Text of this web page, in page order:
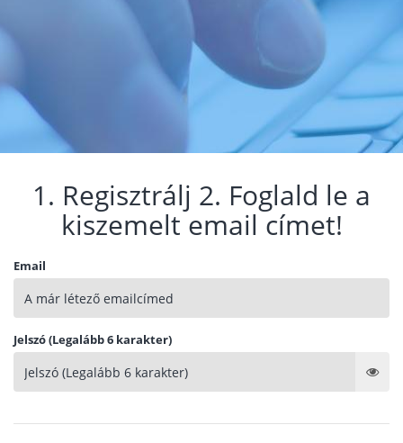
1. Regisztrálj 2. Foglald le a
kiszemelt email címet!
Email
Jelszó (Legalább 6 karakter)